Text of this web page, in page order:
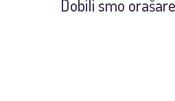
Dobili smo